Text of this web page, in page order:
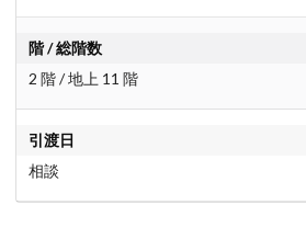
階 / 総階数
2 階 / 地上 11 階
引渡日
相談